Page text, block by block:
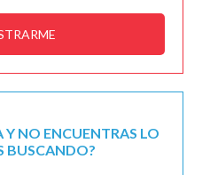
Y NO ENCUENTRAS LO
BUSCANDO?